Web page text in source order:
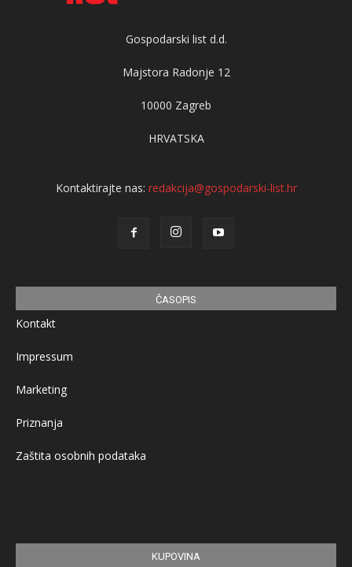
Gospodarski list d.d.
Majstora Radonje 12
10000 Zagreb
HRVATSKA
Kontaktirajte nas: redakcija@gospodarski-list.hr
ČASOPIS
Kontakt
Impressum
Marketing
Priznanja
Zaštita osobnih podataka
KUPOVINA